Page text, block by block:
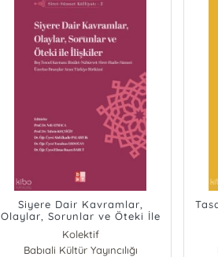
Siyere Dair Kavramlar,
Olaylar, Sorunlar ve Öteki İle
İlişkiler;Siret-Sünnet Külliyatı
- 2
Kolektif
Babıali Kültür Yayıncılığı